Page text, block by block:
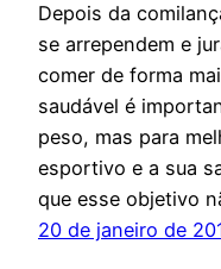
Depois da
se arrependem e
comer de forma
saudável é
peso, mas para
esportivo e a sua
que esse objetivo
20 de janeiro de